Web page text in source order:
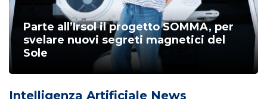
Parte all’Irsol il progetto SOMMA, per
svelare nuovi segreti magnetici del
Sole
Intelligenza Artificiale News